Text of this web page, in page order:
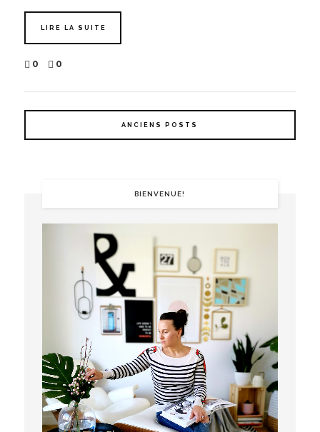
LIRE LA SUITE
0 0
ANCIENS POSTS
BIENVENUE!